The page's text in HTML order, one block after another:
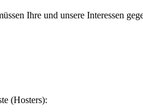
Ihre und unsere Interessen
(Hosters):